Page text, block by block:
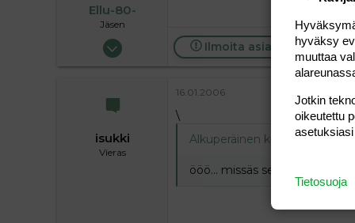
Ellu-80-
Jäsen
06.12.2005
Ilmoita asiaton viesti
isukki
Vieras
16.01.2006
\
Alkuperäinen kirjoittaja
ööö... missäs se sellanen irc
hyväksy
muuttaa
Jotkin
oikeutettu
Tietosuoja